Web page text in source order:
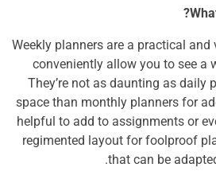
Weekly planners are a practical
conveniently allow you to see a
They’re not as daunting as daily
space than monthly planners for
helpful to add to assignments or
regimented layout for foolproof
that can be